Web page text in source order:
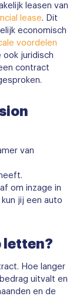
leasen van
lease. Dit
economisch
voordelen
juridisch
contract
van
om inzage in
jij een auto
letten?
Hoe langer
uitvalt en
en de